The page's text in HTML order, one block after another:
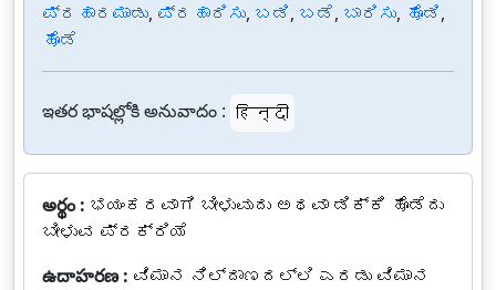
ಪ್ರಹಾರಮಾಡು, ಪ್ರಹಾರಿಸು, ಬಡಿ, ಬಡೆ, ಬಾರಿಸು, ಹೊಡಿ,
ಹೊಡೆ
ఇతర భాషల్లోకి అనువాదం : हिन्दी
అర్థం : ಭಯಂಕರವಾಗಿ ಬೀಳುವುದು ಅಥವಾ ಡಿಕ್ಕಿ ಹೊಡೆದು
ಬೀಳುವ ಪ್ರಕ್ರಿಯೆ
ఉదాహరణ : ವಿಮಾನ ನಿಲ್ದಾಣದಲ್ಲಿ ಎರಡು ವಿಮಾನ